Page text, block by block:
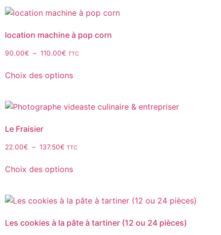
location machine à pop corn
90.00€ – 110.00€ TTC
Choix des options
Le Fraisier
22.00€ – 137.50€ TTC
Choix des options
Les cookies à la pâte à tartiner (12 ou 24 pièces)